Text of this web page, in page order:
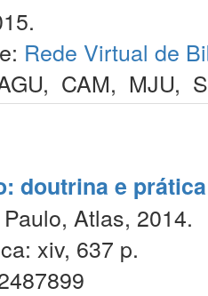
Rede Virtual de
, CAM, MJU,
doutrina e prática
Atlas, 2014.
xiv, 637 p.